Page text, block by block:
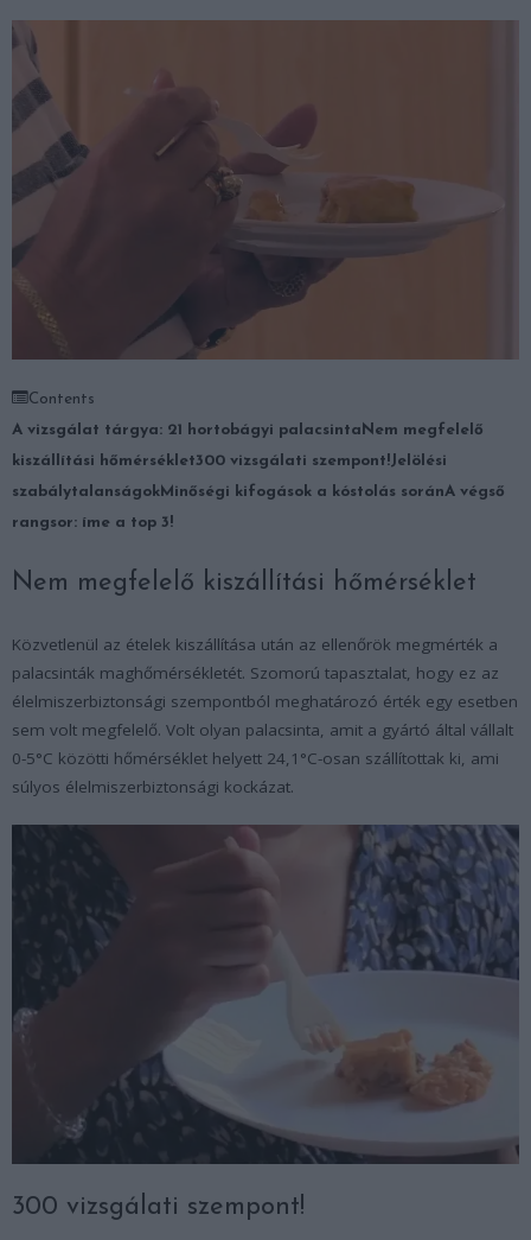
Contents
A vizsgálat tárgya: 21 hortobágyi palacsinta Nem megfelelő
kiszállítási hőmérséklet300 vizsgálati szempont!Jelölési
szabálytalanságokMinőségi kifogások a kóstolás soránA végső
rangsor: íme a top 3!
Nem megfelelő kiszállítási hőmérséklet
Közvetlenül az ételek kiszállítása után az ellenőrök megmérték a
palacsinták maghőmérsékletét. Szomorú tapasztalat, hogy ez az
élelmiszerbiztonsági szempontból meghatározó érték egy esetben
sem volt megfelelő. Volt olyan palacsinta, amit a gyártó által vállalt
0-5°C közötti hőmérséklet helyett 24,1°C-osan szállítottak ki, ami
súlyos élelmiszerbiztonsági kockázat.
300 vizsgálati szempont!